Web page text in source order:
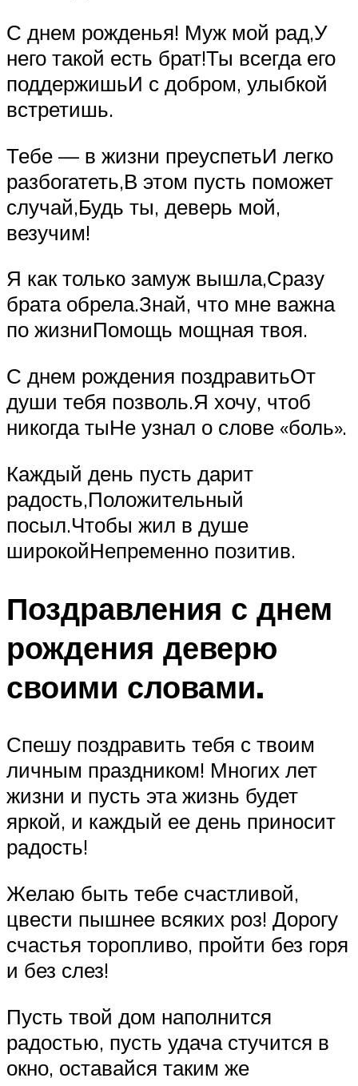
С днем рожденья! Муж мой рад,У
него такой есть брат!Ты всегда его
поддержишьИ с добром, улыбкой
встретишь.
Тебе — в жизни преуспетьИ легко
разбогатеть,В этом пусть поможет
случай,Будь ты, деверь мой,
везучим!
Я как только замуж вышла,Сразу
брата обрела.Знай, что мне важна
по жизниПомощь мощная твоя.
С днем рождения поздравитьОт
души тебя позволь.Я хочу, чтоб
никогда тыНе узнал о слове «боль».
Каждый день пусть дарит
радость,Положительный
посыл.Чтобы жил в душе
широкойНепременно позитив.
Поздравления с днем
рождения деверю
своими словами.
Спешу поздравить тебя с твоим
личным праздником! Многих лет
жизни и пусть эта жизнь будет
яркой, и каждый ее день приносит
радость!
Желаю быть тебе счастливой,
цвести пышнее всяких роз! Дорогу
счастья торопливо, пройти без горя
и без слез!
Пусть твой дом наполнится
радостью, пусть удача стучится в
окно, оставайся таким же